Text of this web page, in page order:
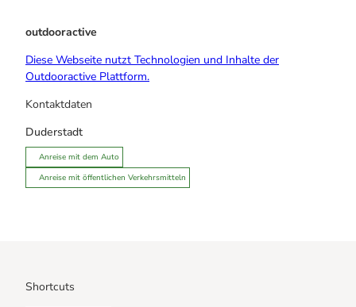
outdooractive
Diese Webseite nutzt Technologien und Inhalte der
Outdooractive Plattform.
Kontaktdaten
Duderstadt
Anreise mit dem Auto
Anreise mit öffentlichen Verkehrsmitteln
Shortcuts